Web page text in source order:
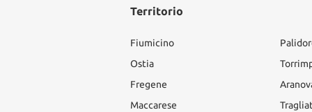
Territorio
Fiumicino
Ostia
Fregene
Maccarese